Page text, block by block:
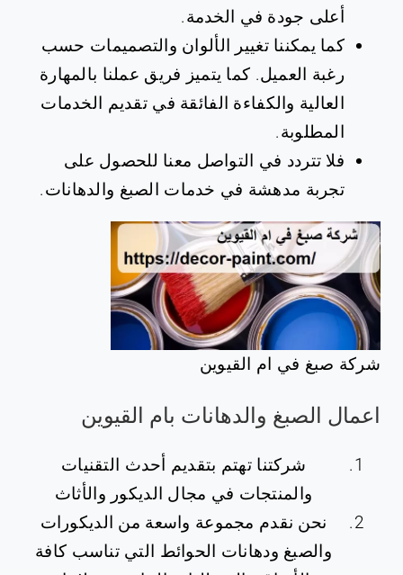
أعلى جودة في الخدمة.
كما يمكننا تغيير الألوان والتصميمات حسب
رغبة العميل. كما يتميز فريق عملنا بالمهارة
العالية والكفاءة الفائقة في تقديم الخدمات
المطلوبة.
فلا تتردد في التواصل معنا للحصول على
تجربة مدهشة في خدمات الصبغ والدهانات.
شركة صبغ في ام القيوين
اعمال الصبغ والدهانات بام القيوين
شركتنا تهتم بتقديم أحدث التقنيات
والمنتجات في مجال الديكور والأثاث
نحن نقدم مجموعة واسعة من الديكورات
والصبغ ودهانات الحوائط التي تناسب كافة